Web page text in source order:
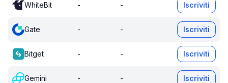
WhiteBit - - Iscriviti
Gate - - Iscriviti
Bitget - - Iscriviti
Gemini - - Iscriviti